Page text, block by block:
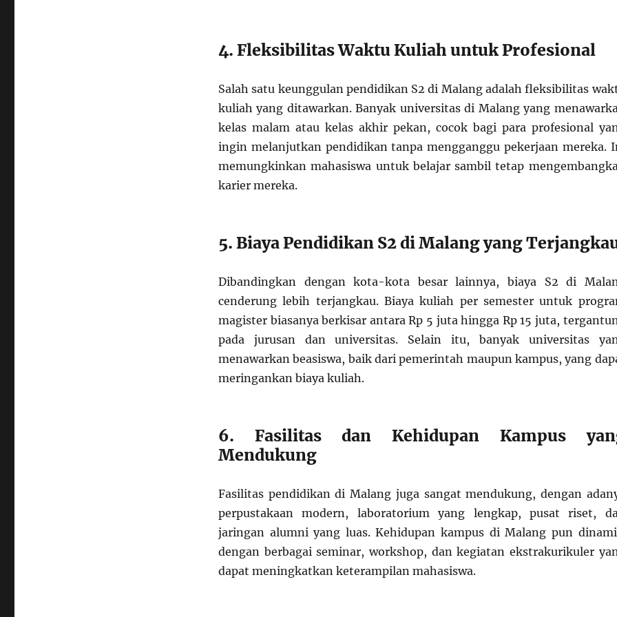
4. Fleksibilitas Waktu Kuliah untuk Profesional
Salah satu keunggulan pendidikan S2 di Malang adalah fleksibilitas
kuliah yang ditawarkan. Banyak universitas di Malang yang
kelas malam atau kelas akhir pekan, cocok bagi para profesional
ingin melanjutkan pendidikan tanpa mengganggu pekerjaan mereka.
memungkinkan mahasiswa untuk belajar sambil tetap
karier mereka.
5. Biaya Pendidikan S2 di Malang yang
Dibandingkan dengan kota-kota besar lainnya, biaya S2 di
cenderung lebih terjangkau. Biaya kuliah per semester untuk
magister biasanya berkisar antara Rp 5 juta hingga Rp 15 juta,
pada jurusan dan universitas. Selain itu, banyak universitas
menawarkan beasiswa, baik dari pemerintah maupun kampus, yang
meringankan biaya kuliah.
6. Fasilitas dan Kehidupan Kampus
Mendukung
Fasilitas pendidikan di Malang juga sangat mendukung, dengan
perpustakaan modern, laboratorium yang lengkap, pusat riset,
jaringan alumni yang luas. Kehidupan kampus di Malang pun
dengan berbagai seminar, workshop, dan kegiatan ekstrakurikuler
dapat meningkatkan keterampilan mahasiswa.